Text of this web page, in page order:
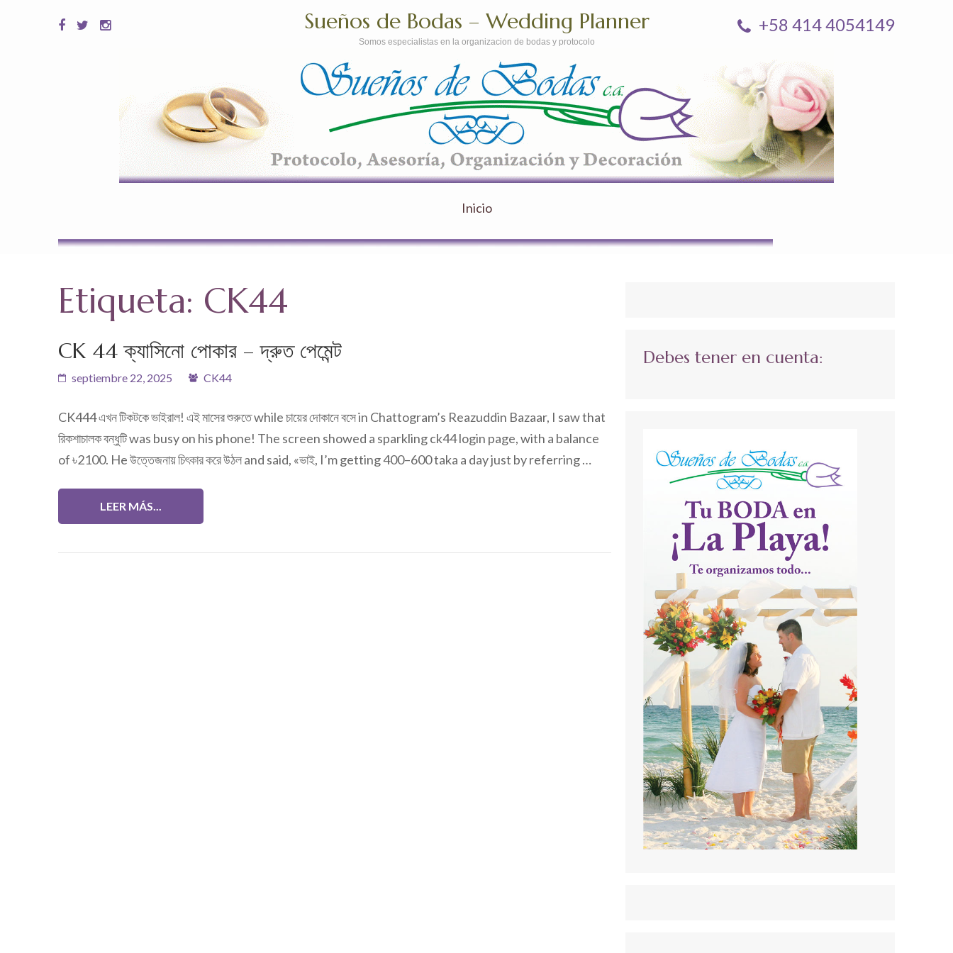
+58 414 4054149
Sueños de Bodas – Wedding Planner
Somos especialistas en la organizacion de bodas y protocolo
Inicio
Etiqueta: CK44
CK 44 ক্যাসিনো পোকার – দ্রুত পেমেন্ট
septiembre 22, 2025 CK44
CK444 এখন টিকটকে ভাইরাল! এই মাসের শুরুতে while চায়ের দোকানে বসে in Chattogram’s Reazuddin Bazaar, I saw that
রিকশাচালক বন্ধুটি was busy on his phone! The screen showed a sparkling ck44 login page, with a balance
of ৳2100. He উত্তেজনায় চিৎকার করে উঠল and said, «ভাই, I’m getting 400–600 taka a day just by referring …
LEER MÁS...
Debes tener en cuenta: